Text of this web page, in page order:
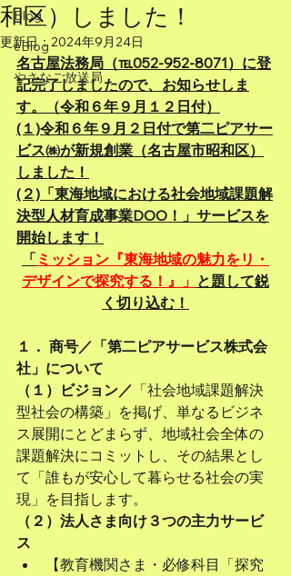
Blog
eBlog
やさなご放送局
和区）しました！
更新日：2024年9月24日
名古屋法務局（℡052-952-8071）に登
記完了しましたので、お知らせしま
す。（令和６年９月１２日付）
(１)令和６年９月２日付で第二ピアサー
ビス㈱が新規創業（名古屋市昭和区）
しました！
(２)「東海地域における社会地域課題解
決型人材育成事業DOO！」サービスを
開始します！
「 ミッション『東海地域の魅力をリ・
デザインで探究する！』」 と題して鋭
く切り込む！
１． 商号／「第二ピアサービス株式会
社」について
（１）ビジョン／ 「社会地域課題解決
型社会の構築」を掲げ、単なるビジネ
ス展開にとどまらず、地域社会全体の
課題解決にコミットし、その結果とし
て「誰もが安心して暮らせる社会の実
現」を目指します。
（２）法人さま向け３つの主力サービ
ス
【教育機関さま・必修科目「探究